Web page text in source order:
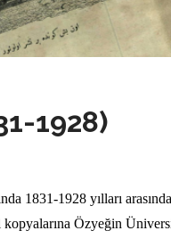
1928)
1831-1928 yılları
Özyeğin